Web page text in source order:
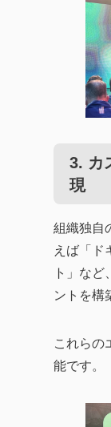
3. カ
現
組織独自
えば「ド
ト」な
ントを構
これらの
能です。